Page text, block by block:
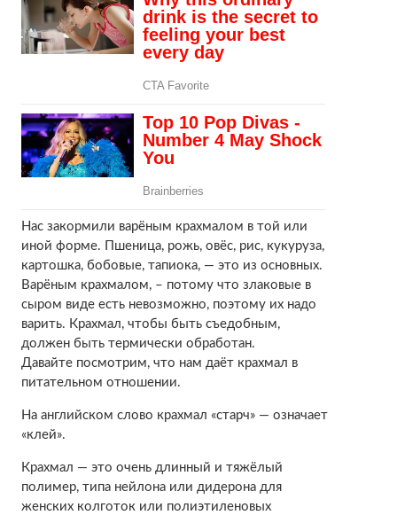
Нас закормили варёным крахмалом в той или
иной форме. Пшеница, рожь, овёс, рис, кукуруза,
картошка, бобовые, тапиока, — это из основных.
Варёным крахмалом, – потому что злаковые в
сыром виде есть невозможно, поэтому их надо
варить. Крахмал, чтобы быть съедобным,
должен быть термически обработан.
Давайте посмотрим, что нам даёт крахмал в
питательном отношении.
На английском слово крахмал «старч» — означает
«клей».
Крахмал — это очень длинный и тяжёлый
полимер, типа нейлона или дидерона для
женских колготок или полиэтиленовых